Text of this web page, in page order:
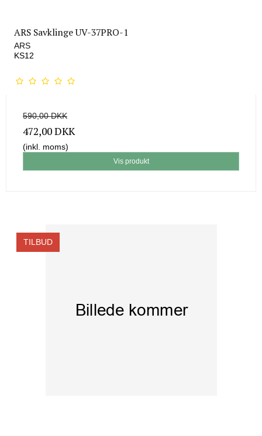
ARS Savklinge UV-37PRO-1
ARS
KS12
590,00 DKK
472,00 DKK
(inkl. moms)
Vis produkt
TILBUD